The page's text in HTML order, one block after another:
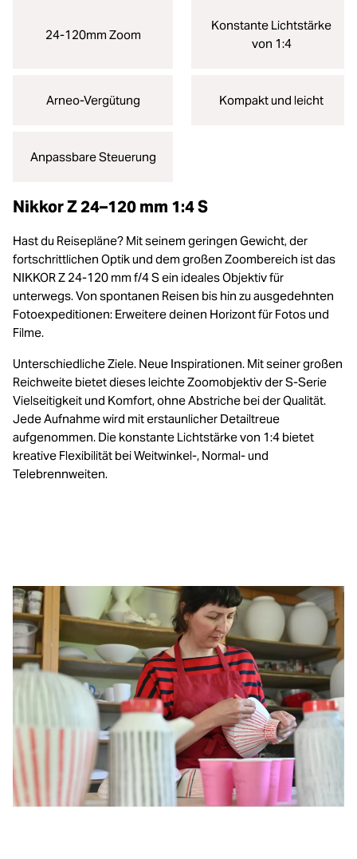
24-120mm Zoom
Konstante Lichtstärke
von 1:4
Arneo-Vergütung Kompakt und leicht
Anpassbare Steuerung
Nikkor Z 24–120 mm 1:4 S
Hast du Reisepläne? Mit seinem geringen Gewicht, der
fortschrittlichen Optik und dem großen Zoombereich ist das
NIKKOR Z 24-120 mm f/4 S ein ideales Objektiv für
unterwegs. Von spontanen Reisen bis hin zu ausgedehnten
Fotoexpeditionen: Erweitere deinen Horizont für Fotos und
Filme.
Unterschiedliche Ziele. Neue Inspirationen. Mit seiner großen
Reichweite bietet dieses leichte Zoomobjektiv der S-Serie
Vielseitigkeit und Komfort, ohne Abstriche bei der Qualität.
Jede Aufnahme wird mit erstaunlicher Detailtreue
aufgenommen. Die konstante Lichtstärke von 1:4 bietet
kreative Flexibilität bei Weitwinkel-, Normal- und
Telebrennweiten.